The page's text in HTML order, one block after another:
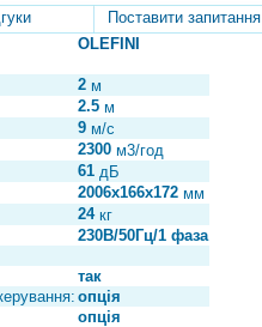
Поставити запитання
OLEFINI
2 м
2.5 м
9 м/с
2300 м3/год
61 дБ
2006х166х172 мм
24кг
230В/50Гц/1 фаза
так
опція
опція